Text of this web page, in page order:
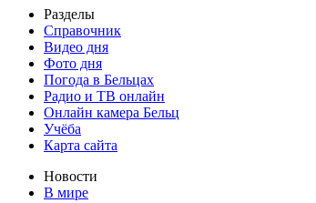
Разделы
Справочник
Видео дня
Фото дня
Погода в Бельцах
Радио и ТВ онлайн
Онлайн камера Бельц
Учёба
Карта сайта
Новости
В мире